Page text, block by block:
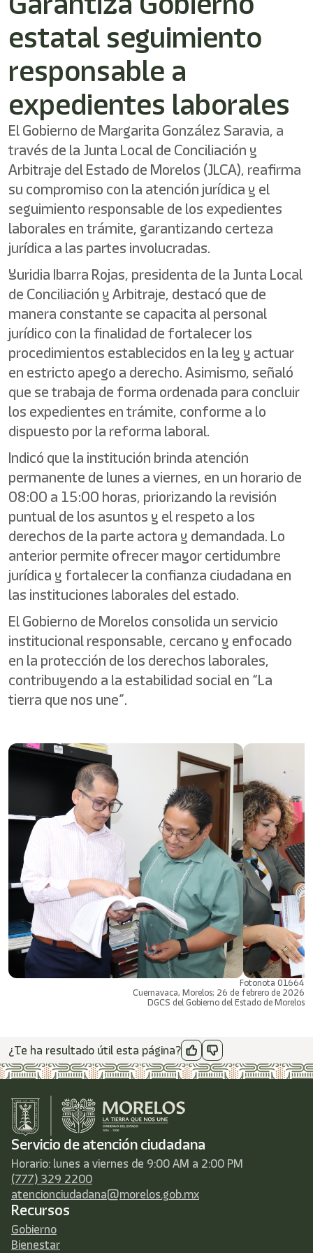
estatal seguimiento
responsable a
expedientes laborales
El Gobierno de Margarita González Saravia, a
través de la Junta Local de Conciliación y
Arbitraje del Estado de Morelos (JLCA), reafirma
su compromiso con la atención jurídica y el
seguimiento responsable de los expedientes
laborales en trámite, garantizando certeza
jurídica a las partes involucradas.
Yuridia Ibarra Rojas, presidenta de la Junta Local
de Conciliación y Arbitraje, destacó que de
manera constante se capacita al personal
jurídico con la finalidad de fortalecer los
procedimientos establecidos en la ley y actuar
en estricto apego a derecho. Asimismo, señaló
que se trabaja de forma ordenada para concluir
los expedientes en trámite, conforme a lo
dispuesto por la reforma laboral.
Indicó que la institución brinda atención
permanente de lunes a viernes, en un horario de
08:00 a 15:00 horas, priorizando la revisión
puntual de los asuntos y el respeto a los
derechos de la parte actora y demandada. Lo
anterior permite ofrecer mayor certidumbre
jurídica y fortalecer la confianza ciudadana en
las instituciones laborales del estado.
El Gobierno de Morelos consolida un servicio
institucional responsable, cercano y enfocado
en la protección de los derechos laborales,
contribuyendo a la estabilidad social en “La
tierra que nos une”.
Fotonota 01664
Cuernavaca, Morelos; 26 de febrero de 2026
DGCS del Gobierno del Estado de Morelos
¿Te ha resultado útil esta página?
Servicio de atención ciudadana
Horario: lunes a viernes de 9:00 AM a 2:00 PM
(777) 329 2200
atencionciudadana@morelos.gob.mx
Recursos
Gobierno
Bienestar